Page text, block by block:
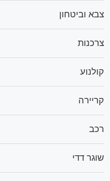
צבא וביטחון
צרכנות
קולנוע
קריירה
רכב
שוגר דדי